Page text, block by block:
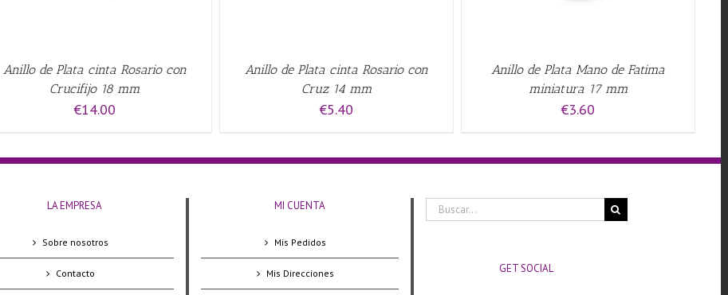
Anillo de Plata cinta Rosario con
Crucifijo 18 mm
€14.00
Anillo de Plata cinta Rosario con
Cruz 14 mm
€5.40
Anillo de Plata Mano de Fatima
miniatura 17 mm
€3.60
LA EMPRESA
Sobre nosotros
Contacto
MI CUENTA
Mis Pedidos
Mis Direcciones
Buscar:
GET SOCIAL